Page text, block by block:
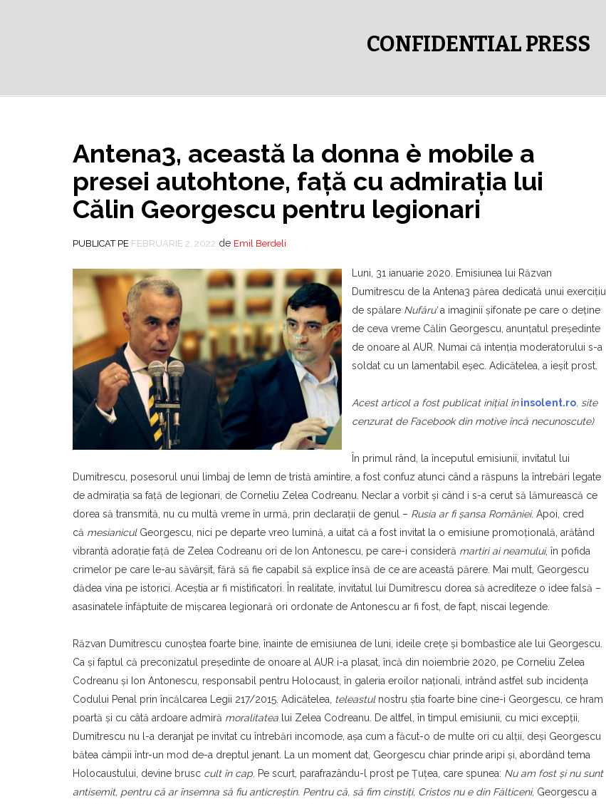
CONFIDENTIAL PRESS
Antena3, această la donna è mobile a
presei autohtone, faţă cu admiraţia lui
Călin Georgescu pentru legionari
PUBLICAT PE FEBRUARIE 2, 2022 de Emil Berdeli
Luni, 31 ianuarie 2020. Emisiunea lui Răzvan
Dumitrescu de la Antena3 părea dedicată unui exerciţiu
de spălare Nufăru’a imaginii şifonate pe care o deţine
de ceva vreme Călin Georgescu, anunţatul preşedinte
de onoare al AUR. Numai că intenţia moderatorului s-a
soldat cu un lamentabil eşec. Adicătelea, a ieşit prost.
Acest articol a fost publicat iniţial în insolent.ro site
cenzurat de Facebook din motive încă necunoscute)
În primul rând, la începutul emisiunii, invitatul lui
Dumitrescu, posesorul unui limbaj de lemn de tristă amintire, a fost confuz atunci când a răspuns la întrebări legate
de admiraţia sa faţă de legionari, de Corneliu Zelea Codreanu. Neclar a vorbit şi când i s-a cerut să lămurească ce
dorea să transmită, nu cu multă vreme în urmă, prin declaraţii de genul – Rusia ar fi şansa României. Apoi, cred
că mesianicul Georgescu, nici pe departe vreo lumină, a uitat că a fost invitat la o emisiune promoţională, arătând
vibrantă adoraţie faţă de Zelea Codreanu ori de Ion Antonescu, pe care-i consideră martiri ai neamului, în pofida
crimelor pe care le-au săvârşit, fără să fie capabil să explice însă de ce are această părere. Mai mult, Georgescu
dădea vina pe istorici. Aceştia ar fi mistificatori. În realitate, invitatul lui Dumitrescu dorea să acrediteze o idee falsă –
asasinatele înfăptuite de mişcarea legionară ori ordonate de Antonescu ar fi fost, de fapt, niscai legende.
Răzvan Dumitrescu cunoştea foarte bine, înainte de emisiunea de luni, ideile creţe şi bombastice ale lui Georgescu.
Ca şi faptul că preconizatul preşedinte de onoare al AUR i-a plasat, încă din noiembrie 2020, pe Corneliu Zelea
Codreanu şi Ion Antonescu, responsabil pentru Holocaust, în galeria eroilor naţionali, intrând astfel sub incidenţa
Codului Penal prin încălcarea Legii 217/2015. Adicătelea, teleastulnostru ştia foarte bine cine-i Georgescu, ce hram
poartă şi cu câtă ardoare admiră moralitatea lui Zelea Codreanu. De altfel, în timpul emisiunii, cu mici excepţii,
Dumitrescu nu l-a deranjat pe invitat cu întrebări incomode, aşa cum a făcut-o de multe ori cu alţii, deşi Georgescu
bătea câmpii într-un mod de-a dreptul jenant. La un moment dat, Georgescu chiar prinde aripi şi, abordând tema
Holocaustului, devine brusc cult în cap . Pe scurt, parafrazându-l prost pe Ţuţea, care spunea: Nu am fost şi nu sunt
antisemit, pentru că ar însemna să fiu anticreştin. Pentru că, să fim cinstiţi, Cristos nu e din Fălticeni, Georgescu a